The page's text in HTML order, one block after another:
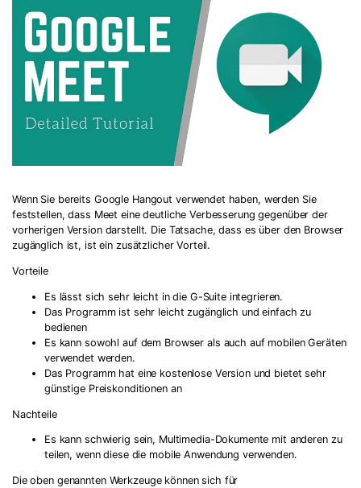
Wenn Sie bereits Google Hangout verwendet haben, werden Sie
feststellen, dass Meet eine deutliche Verbesserung gegenüber der
vorherigen Version darstellt. Die Tatsache, dass es über den Browser
zugänglich ist, ist ein zusätzlicher Vorteil.
Vorteile
Es lässt sich sehr leicht in die G-Suite integrieren.
Das Programm ist sehr leicht zugänglich und einfach zu
bedienen
Es kann sowohl auf dem Browser als auch auf mobilen Geräten
verwendet werden.
Das Programm hat eine kostenlose Version und bietet sehr
günstige Preiskonditionen an
Nachteile
Es kann schwierig sein, Multimedia-Dokumente mit anderen zu
teilen, wenn diese die mobile Anwendung verwenden.
Die oben genannten Werkzeuge können sich für